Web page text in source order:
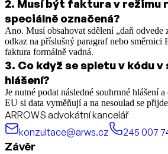
2. Musí být faktura v režimu
speciálně označená?
Ano. Musí obsahovat sdělení „daň odvede
odkaz na příslušný paragraf nebo směrnici
faktura formálně vadná.
3. Co když se spletu v kódu v
hlášení?
Je nutné podat následné souhrnné hlášení
EU si data vyměňují a na nesoulad se
ARROWS advokátní kancelář
konzultace@arws.cz
245 007
Závěr